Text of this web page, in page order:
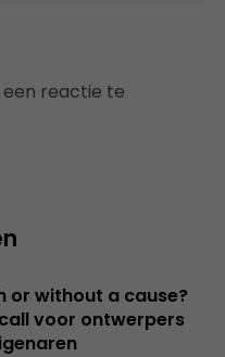
reactie te
or without a cause?
voor ontwerpers